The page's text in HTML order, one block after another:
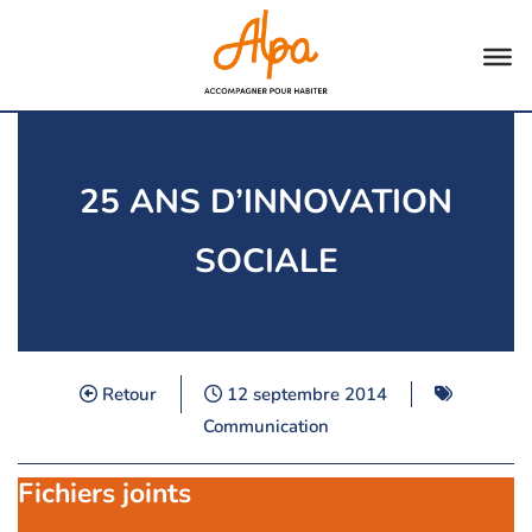
25 ANS D’INNOVATION
SOCIALE
Retour
12 septembre 2014
Communication
Fichiers joints